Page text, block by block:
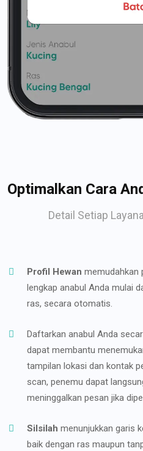
Optimalkan Cara
Detail Setiap
Profil Hewan memudahkan
lengkap anabul Anda mulai
ras, secara otomatis.
Daftarkan anabul Anda
dapat membantu
tampilan lokasi dan kontak
scan, penemu dapat
meninggalkan pesan jika
Silsilah menunjukkan garis
baik dengan ras maupun